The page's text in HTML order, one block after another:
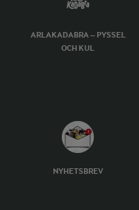
ARLAKADABRA – PYSSEL
OCH KUL
NYHETSBREV